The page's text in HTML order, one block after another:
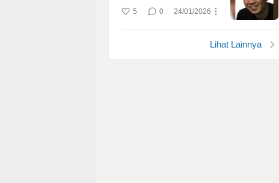
5 0 24/01/2026
Lihat Lainnya